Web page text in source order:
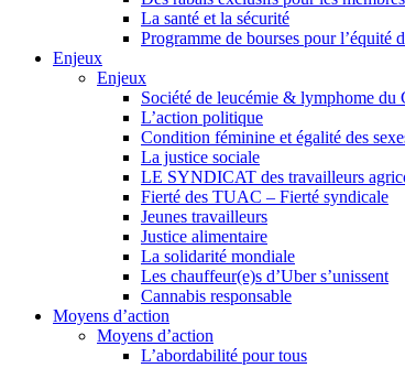
La santé et la sécurité
Programme de bourses pour l’équité
Enjeux
Enjeux
Société de leucémie & lymphome du
L’action politique
Condition féminine et égalité des
La justice sociale
LE SYNDICAT des travailleurs
Fierté des TUAC – Fierté syndicale
Jeunes travailleurs
Justice alimentaire
La solidarité mondiale
Les chauffeur(e)s d’Uber s’unissent
Cannabis responsable
Moyens d’action
Moyens d’action
L’abordabilité pour tous